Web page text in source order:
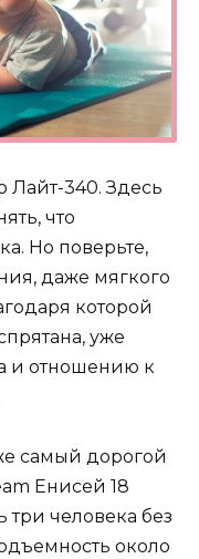
Лайт-340. Здесь
что
Но поверьте,
даже мягкого
которой
уже
и отношению к
самый дорогой
Енисей 18
три человека без
около